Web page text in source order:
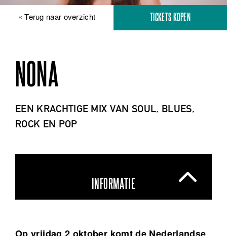
« Terug naar overzicht TICKETS KOPEN
NONA
EEN KRACHTIGE MIX VAN SOUL, BLUES,
ROCK EN POP
INFORMATIE